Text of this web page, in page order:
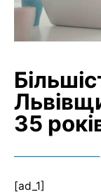
35
[ad_1]